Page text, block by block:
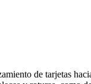
de tarjetas